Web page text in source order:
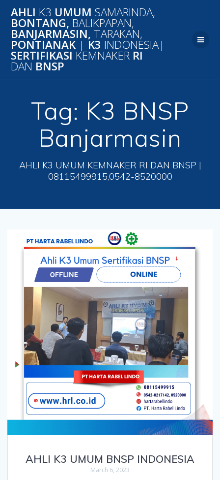
to
content
AHLI K3 UMUM SAMARINDA,
BONTANG, BALIKPAPAN,
BANJARMASIN, TARAKAN,
PONTIANAK | K3 INDONESIA|
SERTIFIKASI KEMNAKER RI
DAN BNSP
Tag: K3 BNSP
Banjarmasin
AHLI K3 UMUM KEMNAKER RI DAN BNSP |
08115499915,0542-8520000
AHLI K3 UMUM BNSP INDONESIA
March 6, 2023